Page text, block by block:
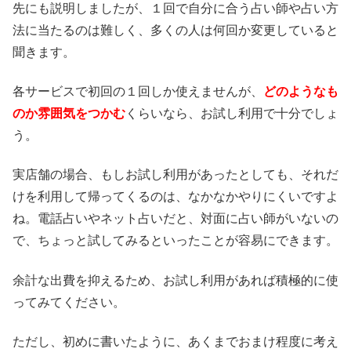
先にも説明しましたが、１回で自分に合う占い師や占い方
法に当たるのは難しく、多くの人は何回か変更していると
聞きます。
各サービスで初回の１回しか使えませんが、
どのようなも
のか雰囲気をつかむ くらいなら、お試し利用で十分でしょ
う。
実店舗の場合、もしお試し利用があったとしても、それだ
けを利用して帰ってくるのは、なかなかやりにくいですよ
ね。電話占いやネット占いだと、対面に占い師がいないの
で、ちょっと試してみるといったことが容易にできます。
余計な出費を抑えるため、お試し利用があれば積極的に使
ってみてください。
ただし、初めに書いたように、あくまでおまけ程度に考え